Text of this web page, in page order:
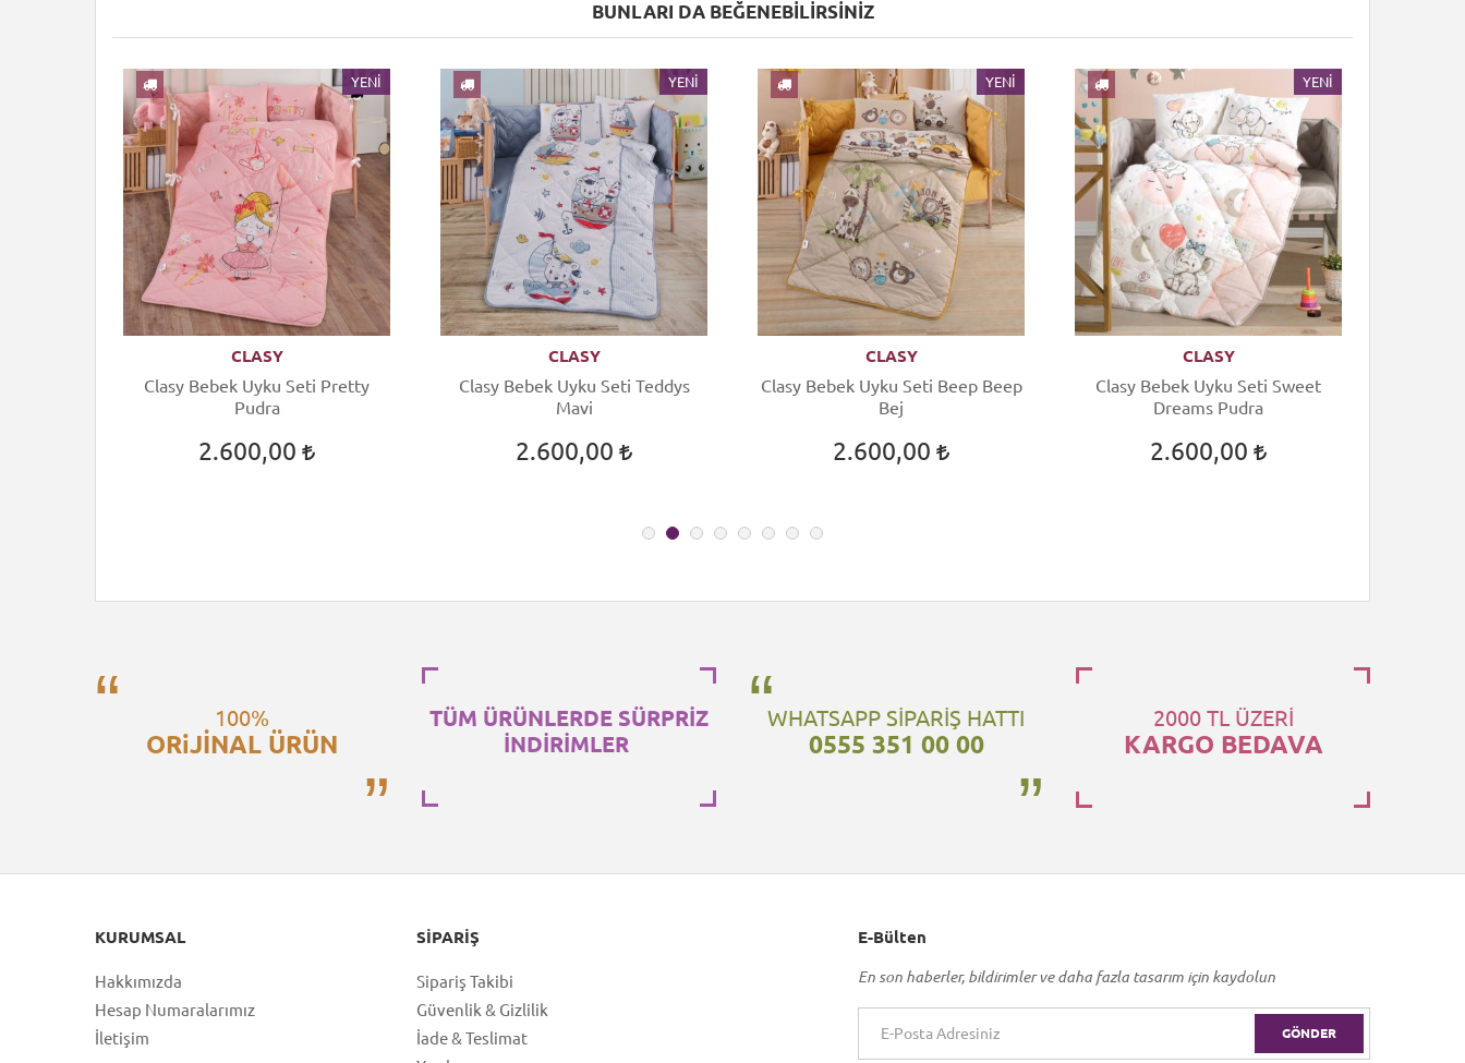
BUNLARI DA BEĞENEBILIRSINIZ
YENI
CLASY
Clasy Bebek Uyku Seti Pretty
Pudra
2.600,00
YENI
CLASY
Clasy Bebek Uyku Seti Teddys
Mavi
2.600,00
YENI
CLASY
Clasy Bebek Uyku Seti Beep Beep
Bej
2.600,00
YENI
CLASY
Clasy Bebek Uyku Seti Sweet
Dreams Pudra
2.600,00
100%
ORiJİNAL ÜRÜN
TÜM ÜRÜNLERDE SÜRPRİZ
İNDİRİMLER
WHATSAPP SİPARİŞ HATTI
0555 351 00 00
2000 TL ÜZERİ
KARGO BEDAVA
KURUMSAL
Hakkımızda
Hesap Numaralarımız
İletişim
SIPARIŞ
Sipariş Takibi
Güvenlik & Gizlilik
İade & Teslimat
E-Bülten
En son haberler, bildirimler ve daha fazla tasarım için kaydolun
GÖNDER